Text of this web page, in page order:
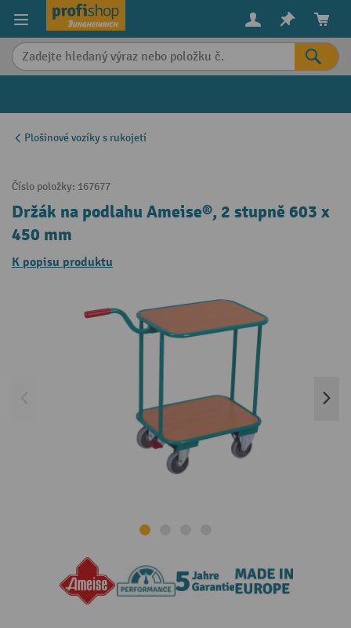
content
Plošinové vozíky s rukojetí
Číslo položky: 167677
Držák na podlahu Ameise®, 2 stupně 603 x
450 mm
K popisu produktu